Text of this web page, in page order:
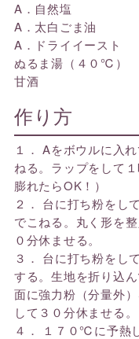
A．自然塩
A．太白ごま
A．ドライイー
ぬるま湯（４０℃
甘酒 １
作り方
１． Aをボウルに入
ねる。ラップをして
膨れたらOK！）
２． 台に打ち粉をし
でこねる。丸く形を
０分休ませる。
３． 台に打ち粉をし
する。生地を折り込
面に強力粉（分量外
して３０分休ませる。
４． １７０℃に予熱